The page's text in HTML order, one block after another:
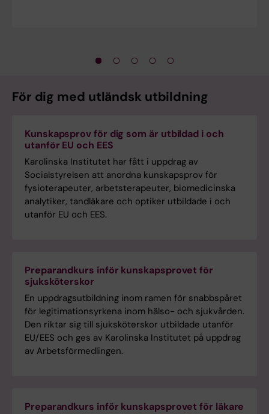
För dig med utländsk utbildning
Kunskapsprov för dig som är utbildad i och
utanför EU och EES
Karolinska Institutet har fått i uppdrag av
Socialstyrelsen att anordna kunskapsprov för
fysioterapeuter, arbetsterapeuter, biomedicinska
analytiker, tandläkare och optiker utbildade i och
utanför EU och EES.
Preparandkurs inför kunskapsprovet för
sjuksköterskor
En uppdragsutbildning inom ramen för snabbspåret
för legitimationsyrkena inom hälso- och sjukvården.
Den riktar sig till sjuksköterskor utbildade utanför
EU/EES och ges av Karolinska Institutet på uppdrag
av Arbetsförmedlingen.
Preparandkurs inför kunskapsprovet för läkare